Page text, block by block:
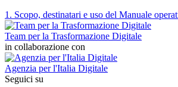
1. Scopo, destinatari e uso del Manuale
Team per la Trasformazione Digitale
in collaborazione con
Agenzia per l'Italia Digitale
Seguici su